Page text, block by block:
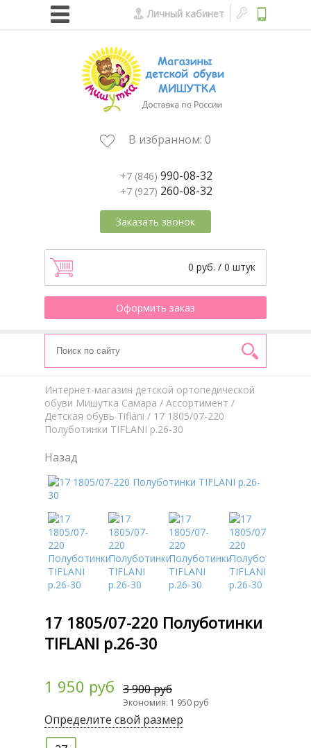
Личный кабинет
В избранном: 0
+7 (846) 990-08-32
+7 (927) 260-08-32
Заказать звонок
0 руб. / 0 штук
Оформить заказ
Интернет-магазин детской ортопедической
обуви Мишутка Самара / Aссортимент /
Детская обувь Tiflani / 17 1805/07-220
Полуботинки TIFLANI р.26-30
Назад
17 1805/07-220 Полуботинки
TIFLANI р.26-30
1 950 руб 3 900 руб
Экономия: 1 950 руб
Определите свой размер